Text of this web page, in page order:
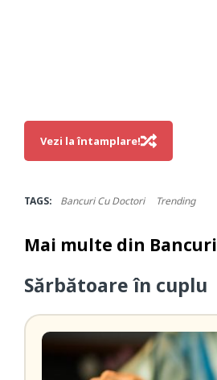
Vezi la întamplare!
TAGS: Bancuri Cu Doctori Trending
Mai multe din Bancuri
Sărbătoare în cuplu